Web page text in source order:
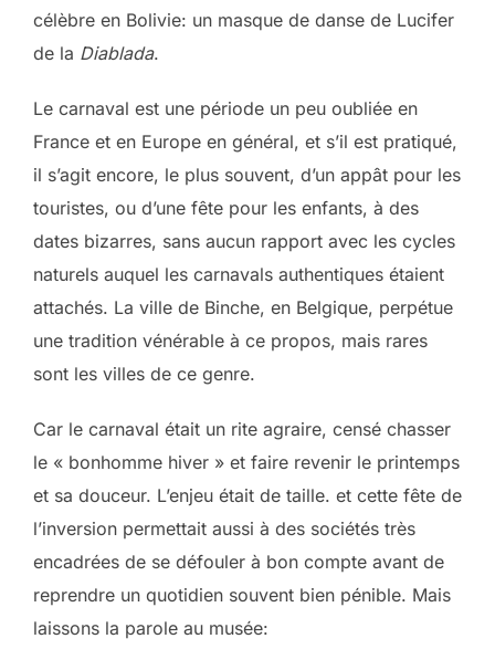
célèbre en Bolivie: un masque de danse de Lucifer
de la Diablada.
Le carnaval est une période un peu oubliée en
France et en Europe en général, et s’il est pratiqué,
il s’agit encore, le plus souvent, d’un appât pour les
touristes, ou d’une fête pour les enfants, à des
dates bizarres, sans aucun rapport avec les cycles
naturels auquel les carnavals authentiques étaient
attachés. La ville de Binche, en Belgique, perpétue
une tradition vénérable à ce propos, mais rares
sont les villes de ce genre.
Car le carnaval était un rite agraire, censé chasser
le « bonhomme hiver » et faire revenir le printemps
et sa douceur. L’enjeu était de taille. et cette fête de
l’inversion permettait aussi à des sociétés très
encadrées de se défouler à bon compte avant de
reprendre un quotidien souvent bien pénible. Mais
laissons la parole au musée: